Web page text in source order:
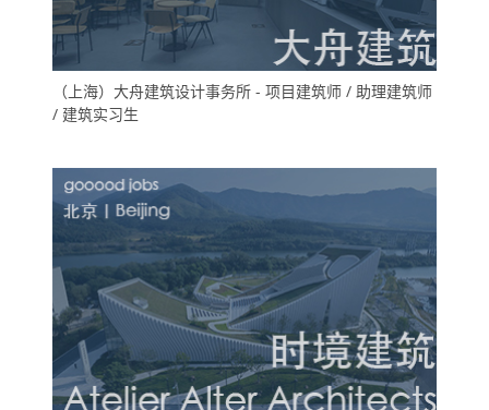
（上海）大舟建筑设计事务所 - 项目建筑师 / 助理建筑师
/ 建筑实习生